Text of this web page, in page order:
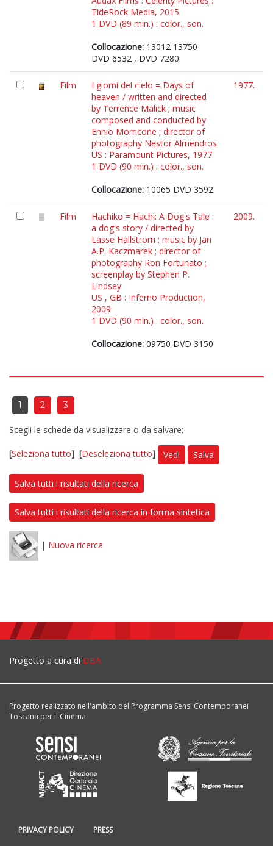
TideRock Media, 2015
1 DVD (89 min.) : color., son.
Collocazione: 13012 13750
DVD 6532 , DVD 7280
Film
I giorni del cielo = Days of
heaven / written and directed
by Terrence Malick ; music
composed and conducted by
Ennio Morricone ; director of
photography Nestor Almendros
US : Paramount Pictures, 1977
1 DVD (90 min.) : color., son.
Collocazione: 10065 DVD 3592
1977.
Film
Hachiko = Hachi: A Dog's Tale :
a dog's story / directed by
Lasse Hallstrom ; music by Jan
A.P. Kaczmarek ; director of
photography Ron Fortunato ;
screenplay by Stephen P.
Lindsey
US , GB : Inferno Production,
2009
1 DVD (90 min.) : color., son.
Collocazione: 09750 DVD 3150
2009.
1 2 3
Scegli le schede da visualizzare o da salvare:
[Seleziona tutto] [Deseleziona tutto] Vedi Salva
Salva tutti i risultati della ricerca
Salva tutti i risultati della ricerca in forma sintetica
| Nuova ricerca
Progetto a cura di DBA
Progetto realizzato nell'ambito del Programma Sensi Contemporanei
Toscana per il Cinema
PRIVACY POLICY PRESS